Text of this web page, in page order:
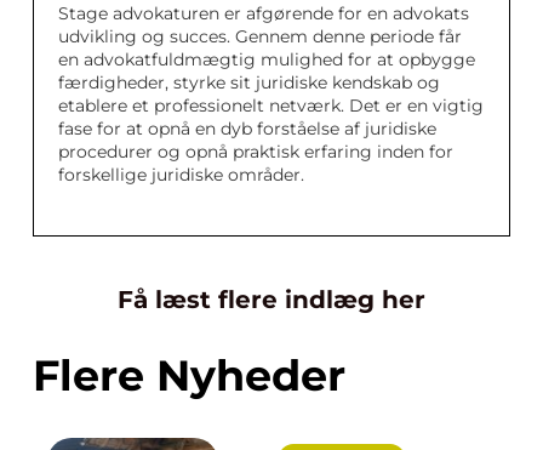
Stage advokaturen er afgørende for en advokats
udvikling og succes. Gennem denne periode får
en advokatfuldmægtig mulighed for at opbygge
færdigheder, styrke sit juridiske kendskab og
etablere et professionelt netværk. Det er en vigtig
fase for at opnå en dyb forståelse af juridiske
procedurer og opnå praktisk erfaring inden for
forskellige juridiske områder.
Få læst flere indlæg her
Flere Nyheder